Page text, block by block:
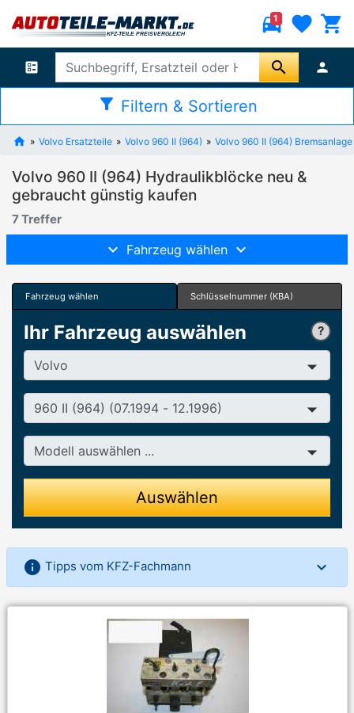
directions_car
1 favorite shopping_cart
ballot search person
filter_alt Filtern & Sortieren
Volvo Ersatzteile Volvo 960 II (964) Volvo 960 II (964) Bremsanlage
Volvo 960 II (964) Hydraulikblöcke neu &
gebraucht günstig kaufen
7 Treffer
Fahrzeug wählen
Fahrzeug wählen Schlüsselnummer (KBA)
Ihr Fahrzeug auswählen
Hersteller
Baureihe
Modell
Auswählen
info Tipps vom KFZ-Fachmann